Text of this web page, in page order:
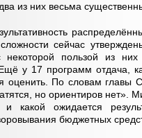
из них весьма
сейчас
некоторой пользой из
у 17 программ отдача,
оценить. По словам главы
но ориентиров нет».
и какой ожидается
бюджетных